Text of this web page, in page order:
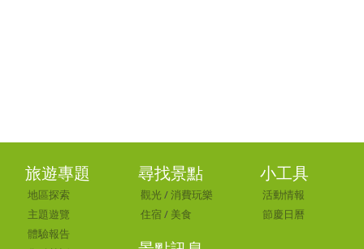
旅遊專題
地區探索
主題遊覽
體驗報告
尋找景點
觀光 /消費玩樂
住宿 / 美食
小工具
活動情報
節慶日曆